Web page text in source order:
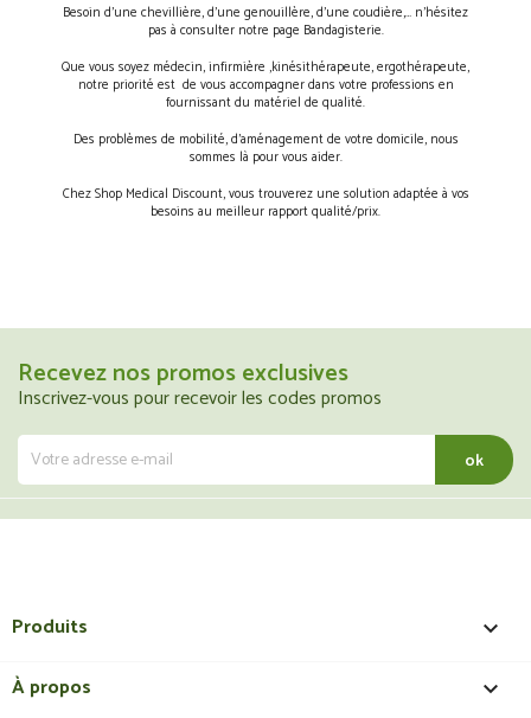
Besoin d’une chevillière, d’une genouillère, d’une coudière,… n’hésitez
pas à consulter notre page Bandagisterie.
Que vous soyez médecin, infirmière ,kinésithérapeute, ergothérapeute,
notre priorité est de vous accompagner dans votre professions en
fournissant du matériel de qualité.
Des problèmes de mobilité, d’aménagement de votre domicile, nous
sommes là pour vous aider.
Chez Shop Medical Discount, vous trouverez une solution adaptée à vos
besoins au meilleur rapport qualité/prix.
Recevez nos promos exclusives
Inscrivez-vous pour recevoir les codes promos
Produits 
À propos 